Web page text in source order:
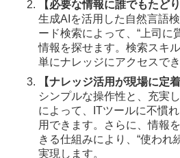
【必要な情報に誰でもたど
生成AIを活用した自然言語
ード検索によって、“上司に
情報を探せます。検索スキ
単にナレッジにアクセスでき
【ナレッジ活用が現場に定着
シンプルな操作性と、充実
によって、ITツールに不慣
用できます。さらに、情報
きる仕組みにより、“使われ
実現します。